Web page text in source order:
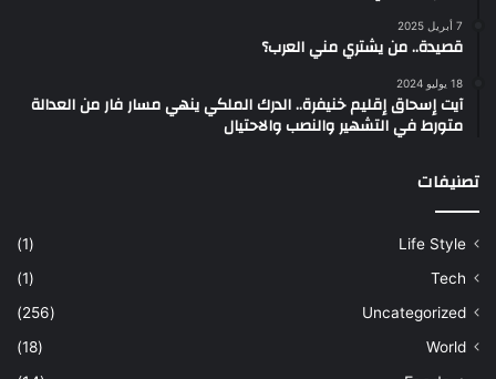
7 أبريل 2025
قصيدة.. من يشتري مني العرب؟
18 يوليو 2024
آيت إسحاق إقليم خنيفرة.. الدرك الملكي ينهي مسار فار من العدالة
متورط في التشهير والنصب والاحتيال
تصنيفات
Life Style
(1)
Tech
(1)
Uncategorized
(256)
World
(18)